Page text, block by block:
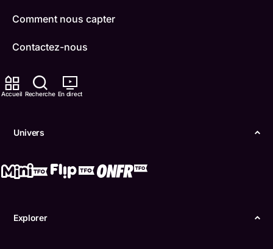
Accueil Recherche En direct
Univers
Explorer
Comment nous capter
Contactez-nous
ONFR
Boukili
Confidentialité